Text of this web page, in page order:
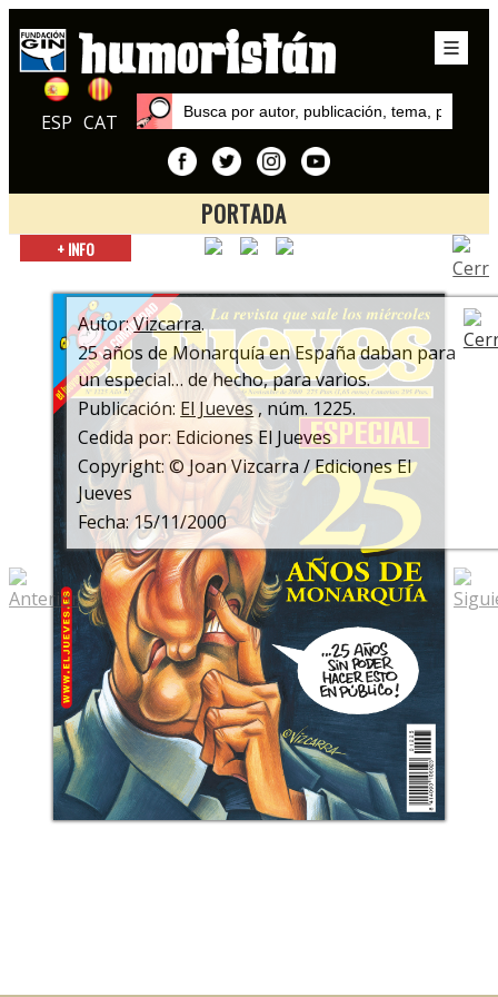
ESP CAT
PORTADA
Inicio
Vizcarra
+ INFO
Autor:Vizcarra.
25 años de Monarquía en España daban para
un especial… de hecho, para varios.
Publicación: El Jueves, núm. 1225.
Cedida por: Ediciones El Jueves
Copyright: © Joan Vizcarra / Ediciones El
Jueves
Fecha: 15/11/2000